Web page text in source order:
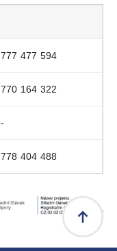
777 477 594
770 164 322
-
778 404 488